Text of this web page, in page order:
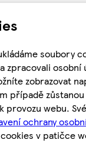
soubory
zpracovali osobní
zobrazovat
případě
provozu webu. Své
ochrany
v patičce